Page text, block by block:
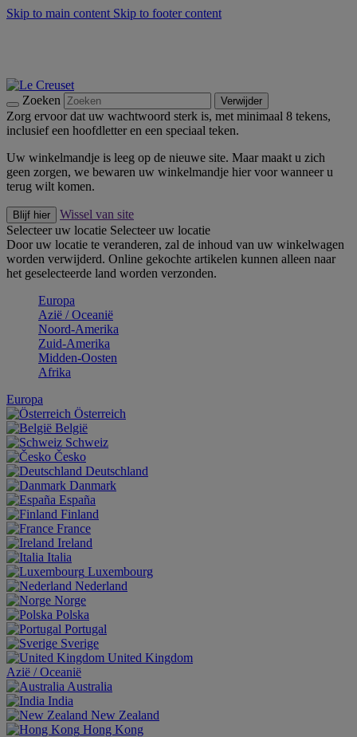
Skip to main content Skip to footer content
Zoeken Verwijder
Zorg ervoor dat uw wachtwoord sterk is, met minimaal 8 tekens,
inclusief een hoofdletter en een speciaal teken.
Uw winkelmandje is leeg op de nieuwe site. Maar maakt u zich
geen zorgen, we bewaren uw winkelmandje hier voor wanneer u
terug wilt komen.
Blijf hier
Wissel van site
Selecteer uw locatie Selecteer uw locatie
Door uw locatie te veranderen, zal de inhoud van uw winkelwagen
worden verwijderd. Online gekochte artikelen kunnen alleen naar
het geselecteerde land worden verzonden.
Europa
Aziё / Oceaniё
Noord-Amerika
Zuid-Amerika
Midden-Oosten
Afrika
Europa
Österreich
België
Schweiz
Česko
Deutschland
Danmark
España
Finland
France
Ireland
Italia
Luxembourg
Nederland
Norge
Polska
Portugal
Sverige
United Kingdom
Aziё / Oceaniё
Australia
India
New Zealand
Hong Kong